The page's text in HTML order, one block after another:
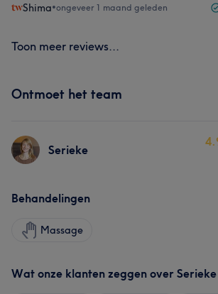
Shima•ongeveer 1 maand geleden
Toon meer reviews...
Ontmoet het team
Serieke
Behandelingen
Massage
Wat onze klanten zeggen over Serieke